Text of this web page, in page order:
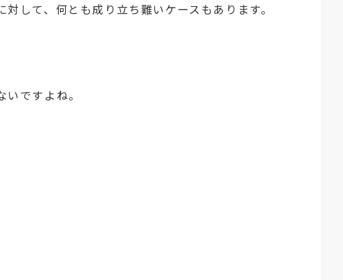
して、何とも成り立ち難いケースもあります。
ですよね。